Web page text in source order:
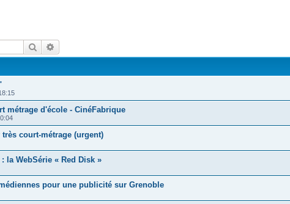
Search
métrage d'école - CinéFabrique
court-métrage (urgent)
la WebSérie « Red Disk »
pour une publicité sur Grenoble